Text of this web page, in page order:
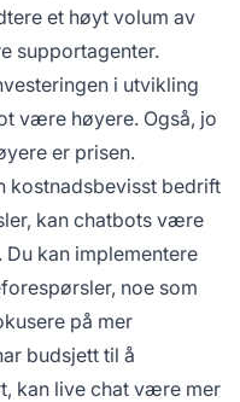
et høyt volum av
supportagenter.
i utvikling
være høyere. Også, jo
er prisen.
kostnadsbevisst bedrift
kan chatbots være
kan implementere
noe som
på mer
budsjett til å
kan live chat være mer